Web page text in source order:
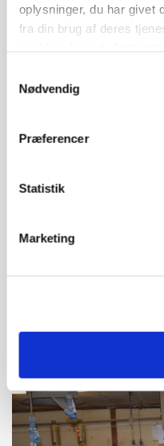
oplysninger, du har givet
fra din brug af deres
Nødvendig
Præferencer
Statistik
Marketing